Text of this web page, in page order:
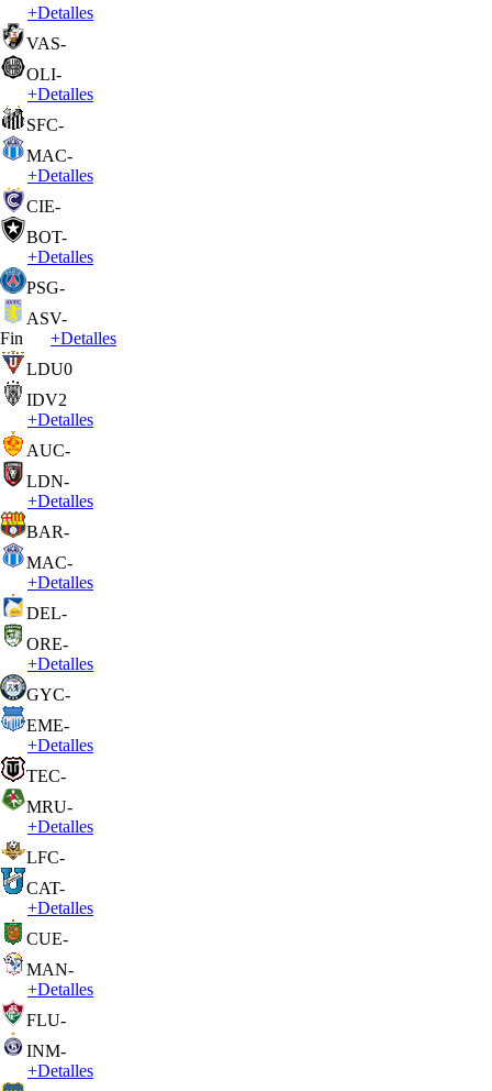
+Detalles
VAS-
OLI-
+Detalles
SFC-
MAC-
+Detalles
CIE-
BOT-
+Detalles
PSG-
ASV-
Fin
+Detalles
LDU0
IDV2
+Detalles
AUC-
LDN-
+Detalles
BAR-
MAC-
+Detalles
DEL-
ORE-
+Detalles
GYC-
EME-
+Detalles
TEC-
MRU-
+Detalles
LFC-
CAT-
+Detalles
CUE-
MAN-
+Detalles
FLU-
INM-
+Detalles